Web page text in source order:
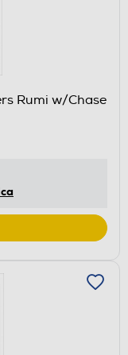
Rumi w/Chase